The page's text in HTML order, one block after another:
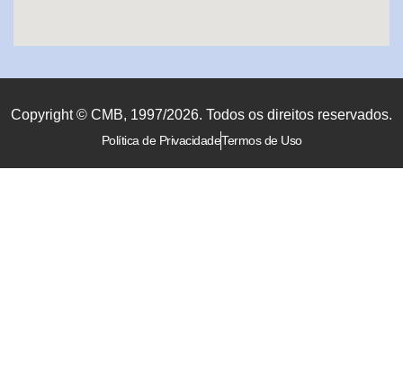
Copyright © CMB, 1997/2026. Todos os direitos reservados.
Política de PrivacidadeTermos de Uso